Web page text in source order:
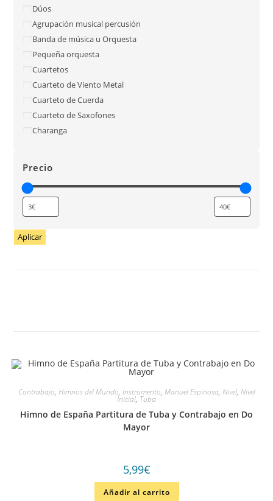
Dúos
Agrupación musical percusión
Banda de música u Orquesta
Pequeña orquesta
Cuartetos
Cuarteto de Viento Metal
Cuarteto de Cuerda
Cuarteto de Saxofones
Charanga
Precio
Aplicar
Contrabajo, Himnos del Mundo, Instrumento, Manuel Espinosa, Nivel, Nivel
Inicial, Tuba
Himno de España Partitura de Tuba y Contrabajo en Do
Mayor
5,99€
Añadir al carrito